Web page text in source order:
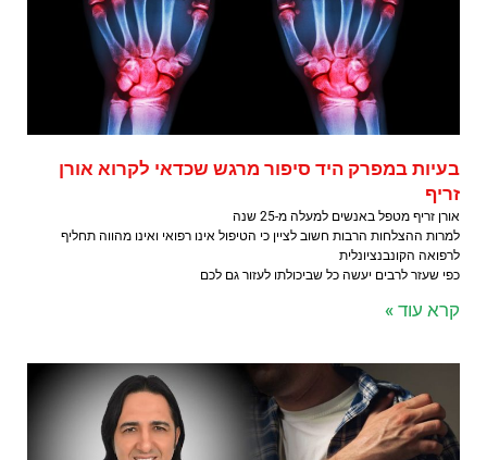
בעיות במפרק היד סיפור מרגש שכדאי לקרוא אורן
זריף
אורן זריף מטפל באנשים למעלה מ-25 שנה
למרות ההצלחות הרבות חשוב לציין כי הטיפול אינו רפואי ואינו מהווה תחליף
לרפואה הקונבנציונלית
כפי שעזר לרבים יעשה כל שביכולתו לעזור גם לכם
קרא עוד »